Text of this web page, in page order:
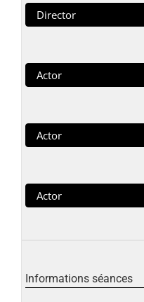
Director
Actor
Actor
Actor
Informations séances